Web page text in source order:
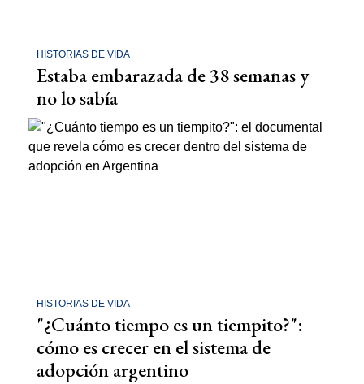
HISTORIAS DE VIDA
Estaba embarazada de 38 semanas y
no lo sabía
HISTORIAS DE VIDA
"¿Cuánto tiempo es un tiempito?":
cómo es crecer en el sistema de
adopción argentino